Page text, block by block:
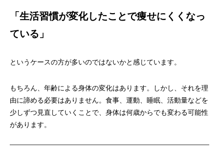
「生活習慣が変化したことで痩せにくくなっ
ている」
というケースの方が多いのではないかと感じています。
もちろん、年齢による身体の変化はあります。しかし、それを理
由に諦める必要はありません。食事、運動、睡眠、活動量などを
少しずつ見直していくことで、身体は何歳からでも変わる可能性
があります。